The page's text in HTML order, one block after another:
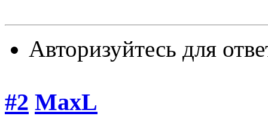
Авторизуйтесь для
#2 MaxL